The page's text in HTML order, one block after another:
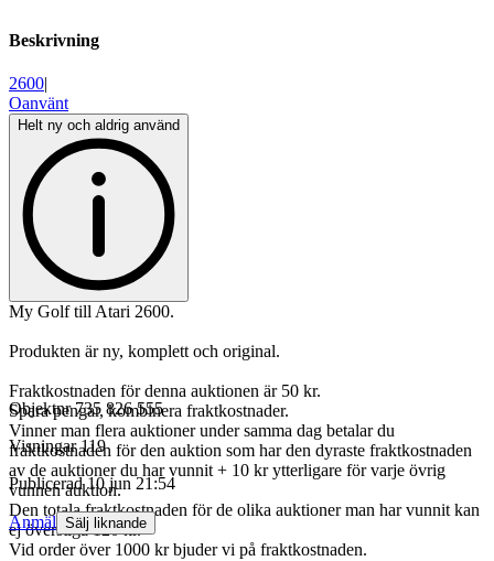
Beskrivning
2600|
Oanvänt
Helt ny och aldrig använd
My Golf till Atari 2600.
Produkten är ny, komplett och original.
Fraktkostnaden för denna auktionen är 50 kr.
Spara pengar, kombinera fraktkostnader.
Vinner man flera auktioner under samma dag betalar du
fraktkostnaden för den auktion som har den dyraste fraktkostnaden
av de auktioner du har vunnit + 10 kr ytterligare för varje övrig
vunnen auktion.
Den totala fraktkostnaden för de olika auktioner man har vunnit kan
ej överstiga 120 kr.
Vid order över 1000 kr bjuder vi på fraktkostnaden.
Objektnr 735 826 555
Visningar 119
Publicerad 10 jun 21:54
Anmäl Sälj liknande